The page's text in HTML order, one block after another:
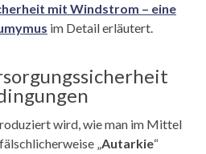
mit Windstrom – eine
im Detail erläutert.
wird, wie man im Mittel
„Autarkie“